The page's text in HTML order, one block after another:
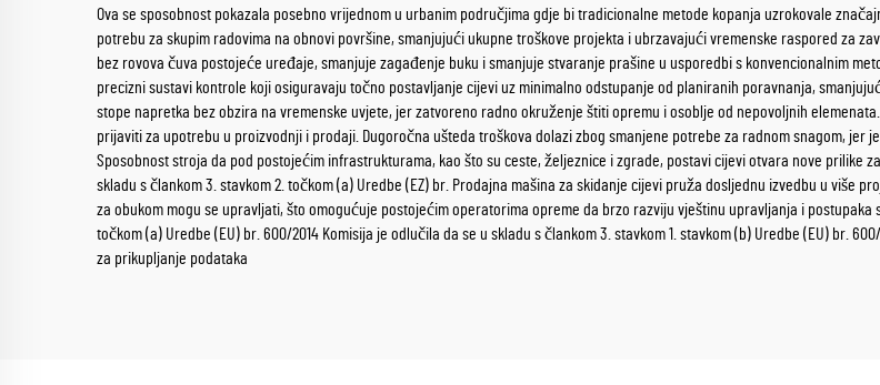
Ova se sposobnost pokazala posebno vrijednom u urbanim područjima gdje bi tradicionalne metode kopanja uzrokovale
potrebu za skupim radovima na obnovi površine, smanjujući ukupne troškove projekta i ubrzavajući vremenske raspored za
bez rovova čuva postojeće uređaje, smanjuje zagađenje buku i smanjuje stvaranje prašine u usporedbi s konvencionalnim
precizni sustavi kontrole koji osiguravaju točno postavljanje cijevi uz minimalno odstupanje od planiranih poravnanja,
stope napretka bez obzira na vremenske uvjete, jer zatvoreno radno okruženje štiti opremu i osoblje od nepovoljnih
prijaviti za upotrebu u proizvodnji i prodaji. Dugoročna ušteda troškova dolazi zbog smanjene potrebe za radnom snagom, jer
Sposobnost stroja da pod postojećim infrastrukturama, kao što su ceste, željeznice i zgrade, postavi cijevi otvara nove prilike
skladu s člankom 3. stavkom 2. točkom (a) Uredbe (EZ) br. Prodajna mašina za skidanje cijevi pruža dosljednu izvedbu u više
za obukom mogu se upravljati, što omogućuje postojećim operatorima opreme da brzo razviju vještinu upravljanja i postupaka
točkom (a) Uredbe (EU) br. 600/2014 Komisija je odlučila da se u skladu s člankom 3. stavkom 1. stavkom (b) Uredbe (EU) br.
za prikupljanje podataka